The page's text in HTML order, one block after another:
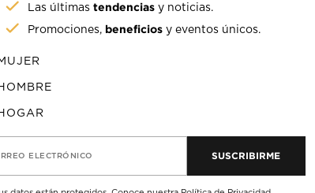
Las últimastendencias y noticias.
Promociones, beneficios y eventos únicos.
ELECTRÓNICO SUSCRIBIRME